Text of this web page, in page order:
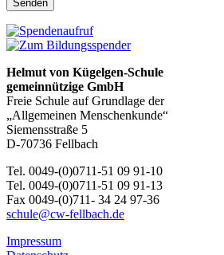
Helmut von Kügelgen-Schule
gemeinnützige GmbH
Freie Schule auf Grundlage der
„Allgemeinen Menschenkunde“
Siemensstraße 5
D-70736 Fellbach
Tel. 0049-(0)0711-51 09 91-10
Tel. 0049-(0)0711-51 09 91-13
Fax 0049-(0)711- 34 24 97-36
schule@cw-fellbach.de
Impressum